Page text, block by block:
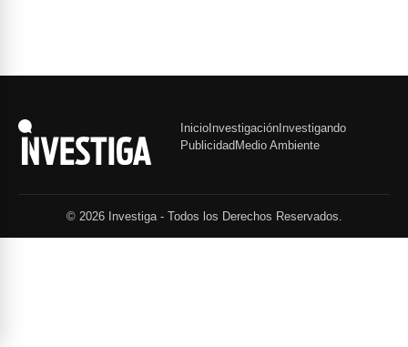
InicioInvestigaciónInvestigando
PublicidadMedio Ambiente
© 2026 Investiga - Todos los Derechos Reservados.